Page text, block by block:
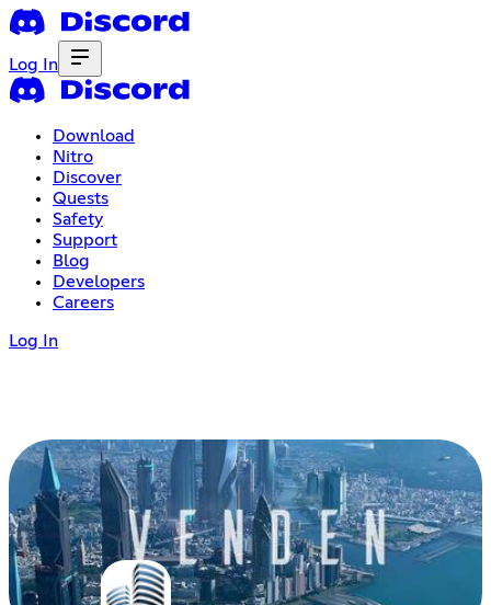
Log In
Download
Nitro
Discover
Quests
Safety
Support
Blog
Developers
Careers
Log In